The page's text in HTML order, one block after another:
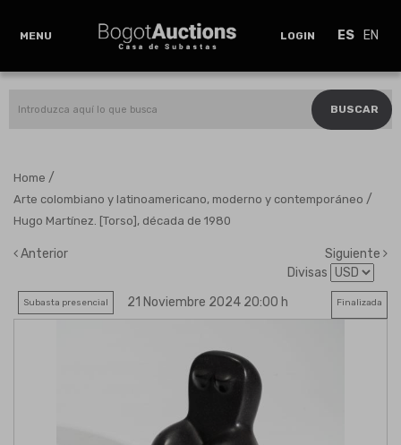
MENU LOGIN ES EN
BUSCAR
Home /
Arte colombiano y latinoamericano, moderno y contemporáneo /
Hugo Martínez. [Torso], década de 1980
Anterior
Siguiente
Divisas
Subasta presencial 21 Noviembre 2024 20:00 h Finalizada